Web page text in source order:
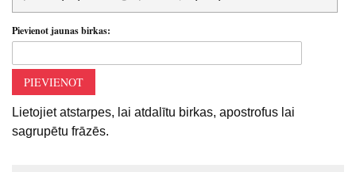
Pievienot jaunas birkas:
PIEVIENOT
Lietojiet atstarpes, lai atdalītu birkas, apostrofus lai
sagrupētu frāzēs.